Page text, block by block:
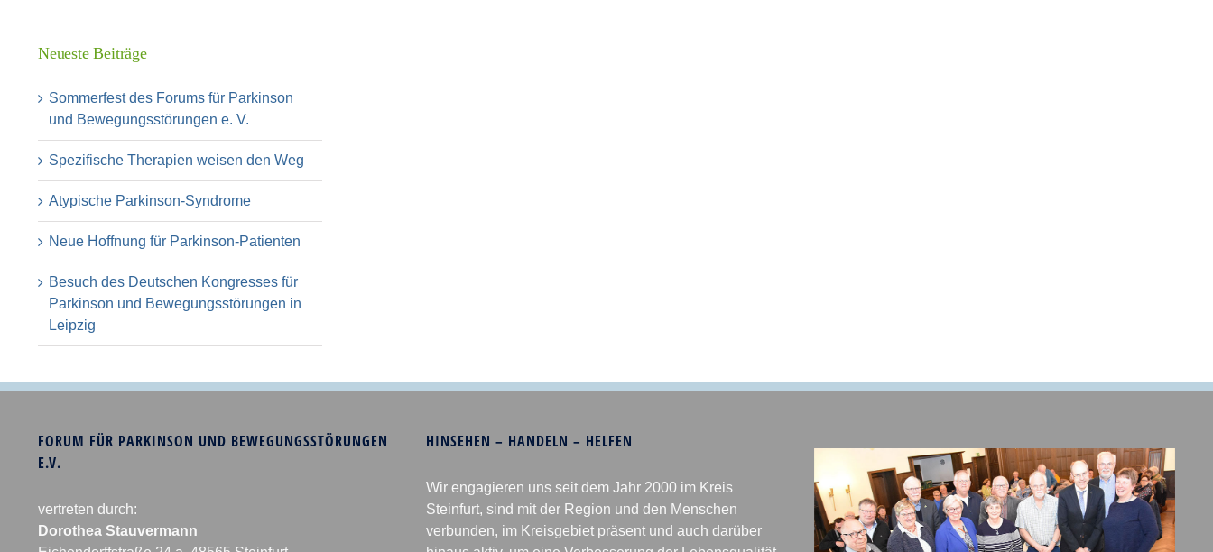
Neueste Beiträge
Sommerfest des Forums für Parkinson
und Bewegungsstörungen e. V.
Spezifische Therapien weisen den Weg
Atypische Parkinson-Syndrome
Neue Hoffnung für Parkinson-Patienten
Besuch des Deutschen Kongresses für
Parkinson und Bewegungsstörungen in
Leipzig
FORUM FÜR PARKINSON UND BEWEGUNGSSTÖRUNGEN
E.V.
vertreten durch:
Dorothea Stauvermann
HINSEHEN – HANDELN – HELFEN
Wir engagieren uns seit dem Jahr 2000 im Kreis
Steinfurt, sind mit der Region und den Menschen
verbunden, im Kreisgebiet präsent und auch darüber